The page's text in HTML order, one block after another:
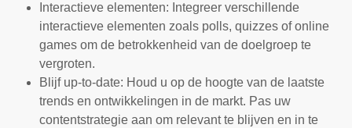
Interactieve elementen: Integreer verschillende
interactieve elementen zoals polls, quizzes of online
games om de betrokkenheid van de doelgroep te
vergroten.
Blijf up-to-date: Houd u op de hoogte van de laatste
trends en ontwikkelingen in de markt. Pas uw
contentstrategie aan om relevant te blijven en in te